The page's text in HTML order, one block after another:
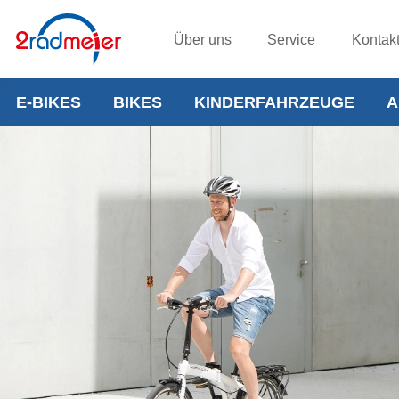
Über uns Service Kontakt
E-BIKES BIKES KINDERFAHRZEUGE